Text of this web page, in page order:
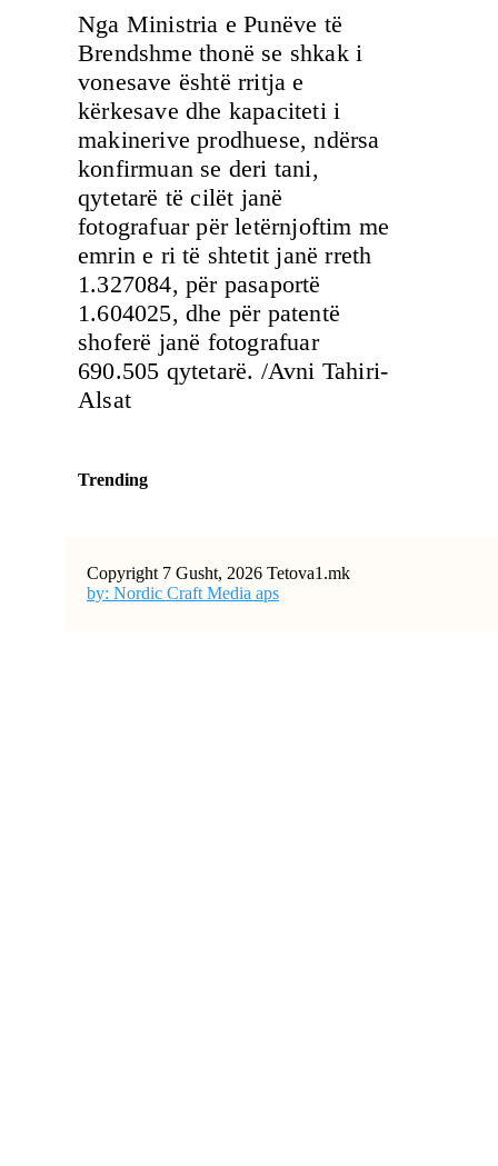
Nga Ministria e Punëve të
Brendshme thonë se shkak i
vonesave është rritja e
kërkesave dhe kapaciteti i
makinerive prodhuese, ndërsa
konfirmuan se deri tani,
qytetarë të cilët janë
fotografuar për letërnjoftim me
emrin e ri të shtetit janë rreth
1.327084, për pasaportë
1.604025, dhe për patentë
shoferë janë fotografuar
690.505 qytetarë. /Avni Tahiri-
Alsat
Trending
Copyright 7 Gusht, 2026 Tetova1.mk
by: Nordic Craft Media aps